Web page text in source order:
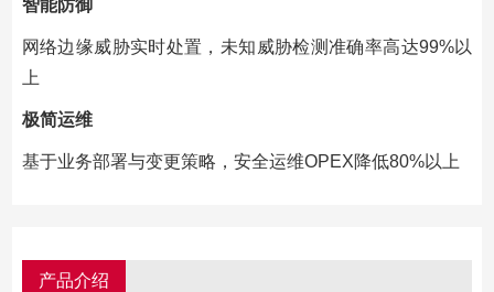
智能防御
网络边缘威胁实时处置，未知威胁检测准确率高达99%以
上
极简运维
基于业务部署与变更策略，安全运维OPEX降低80%以上
产品介绍